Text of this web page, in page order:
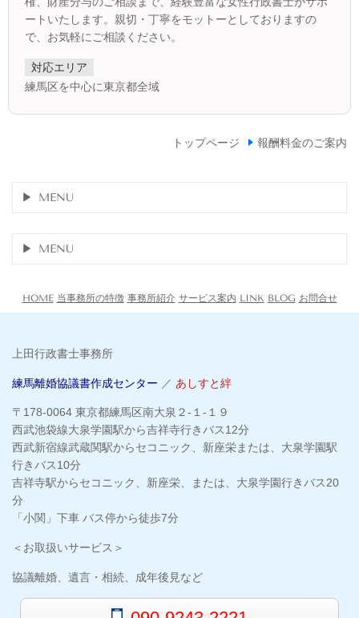
ートいたします。親切・丁寧をモットーとしておりますの
で、お気軽にご相談ください。
対応エリア
練馬区を中心に東京都全域
トップページ 報酬料金のご案内
MENU
MENU
HOME 当事務所の特徴 事務所紹介 サービス案内 LINK BLOG お問合せ
上田行政書士事務所
練馬離婚協議書作成センター ／ あしすと絆
〒178-0064 東京都練馬区南大泉２-１-１９
西武池袋線大泉学園駅から吉祥寺行きバス12分
西武新宿線武蔵関駅からセコニック、新座栄または、大泉学園駅
行きバス10分
吉祥寺駅からセコニック、新座栄、または、大泉学園行きバス20
分
「小関」下車 バス停から徒歩7分
＜お取扱いサービス＞
協議離婚、遺言・相続、成年後見など